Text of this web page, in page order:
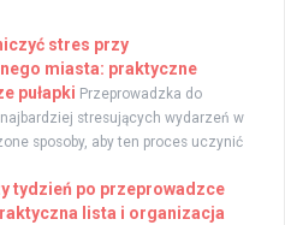
stres przy
miasta: praktyczne
pułapki Przeprowadzka do
stresujących wydarzeń w
sposoby, aby ten proces uczynić
tydzień po przeprowadzce
lista i organizacja